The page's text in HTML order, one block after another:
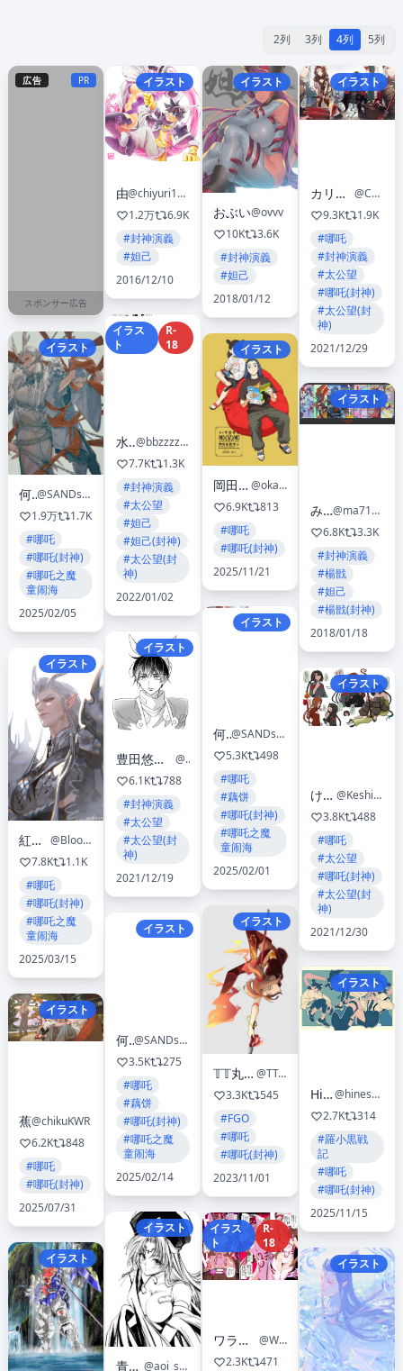
2列 3列 4列 5列
広告 PR
スポンサー広告
イラスト
何時
@SANDsawako
1.9万
1.7K
#哪吒
#哪吒(封神)
#哪吒之魔
童闹海
2025/02/05
イラスト
紅花血月
@BloodyBeni
7.8K
1.1K
#哪吒
#哪吒(封神)
#哪吒之魔
童闹海
2025/03/15
イラスト
蕉@chikuKWR
6.2K
848
#哪吒
#哪吒(封神)
2025/07/31
イラスト
イラスト
由
@chiyuri1022
1.2万
6.9K
#封神演義
#妲己
2016/12/10
イラス
ト
R-
18
水野
@bbzzzzzzbb
7.7K
1.3K
#封神演義
#太公望
#妲己
#妲己(封神)
#太公望(封
神)
2022/01/02
イラスト
豊田悠🍒 パパと親父のウチご飯ドラマ化🍳
@toyotayou
6.1K
788
#封神演義
#太公望
#太公望(封
神)
2021/12/19
イラスト
何時
@SANDsawako
3.5K
275
#哪吒
#藕饼
#哪吒(封神)
#哪吒之魔
童闹海
2025/02/14
イラスト
青砂時計 @aoi_sunadokei
イラスト
おぶい@ovvv
10K
3.6K
#封神演義
#妲己
2018/01/12
イラスト
岡田🐈‍⬛J18a
@okada_zari
6.9K
813
#哪吒
#哪吒(封神)
2025/11/21
イラスト
何時
@SANDsawako
5.3K
498
#哪吒
#藕饼
#哪吒(封神)
#哪吒之魔
童闹海
2025/02/01
イラスト
𝕋𝕋丸@skeb募集中
@TTmaru_1739
3.3K
545
#FGO
#哪吒
#哪吒(封神)
2023/11/01
イラス
ト
R-
18
ワラビモチー @同人誌作家
@Warabimochi411
2.3K
471
イラスト
カリマリカ／CARIMARICA
@CARIMARICA_caca
9.3K
1.9K
#哪吒
#封神演義
#太公望
#哪吒(封神)
#太公望(封
神)
2021/12/29
イラスト
みちょ
@ma714mi00cho
6.8K
3.3K
#封神演義
#楊戩
#妲己
#楊戩(封神)
2018/01/18
イラスト
けしごむ
@Keshigomusan1
3.8K
488
#哪吒
#太公望
#哪吒(封神)
#太公望(封
神)
2021/12/30
イラスト
Hine
@hineshika
2.7K
314
#羅小黒戦
記
#哪吒
#哪吒(封神)
2025/11/15
イラスト